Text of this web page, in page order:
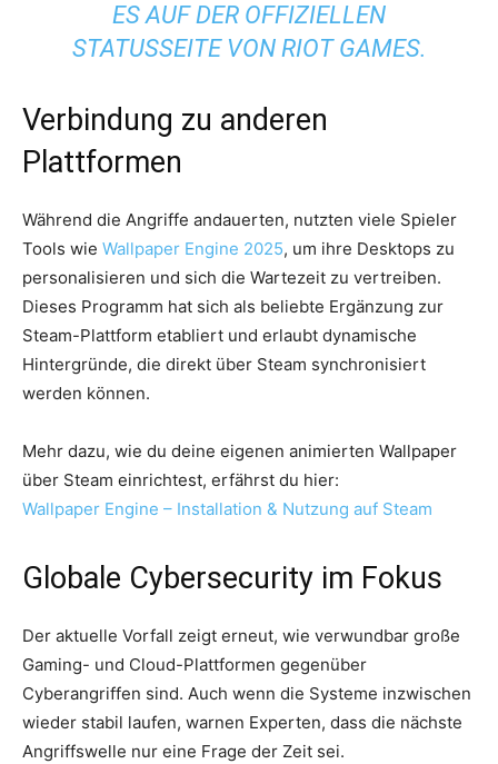
S AUF DER OFFIZIELLEN S
TATUSSEITE VON RIOT GAMES.
Verbindung zu anderen
Plattformen
Während die Angriffe andauerten, nutzten viele Spieler
Tools wie Wallpaper Engine 2025, um ihre Desktops zu
personalisieren und sich die Wartezeit zu vertreiben.
Dieses Programm hat sich als beliebte Ergänzung zur
Steam-Plattform etabliert und erlaubt dynamische
Hintergründe, die direkt über Steam synchronisiert
werden können.
Mehr dazu, wie du deine eigenen animierten Wallpaper
über Steam einrichtest, erfährst du hier:
Wallpaper Engine – Installation & Nutzung auf Steam
Globale Cybersecurity im Fokus
Der aktuelle Vorfall zeigt erneut, wie verwundbar große
Gaming- und Cloud-Plattformen gegenüber
Cyberangriffen sind. Auch wenn die Systeme inzwischen
wieder stabil laufen, warnen Experten, dass die nächste
Angriffswelle nur eine Frage der Zeit sei.